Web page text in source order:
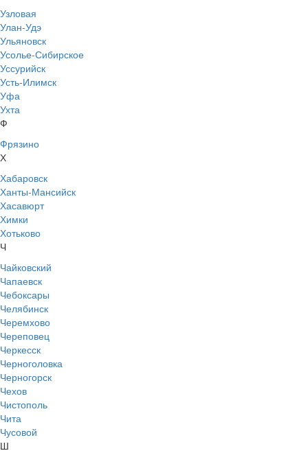
Узловая
Улан-Удэ
Ульяновск
Усолье-Сибирское
Уссурийск
Усть-Илимск
Уфа
Ухта
Ф
Фрязино
Х
Хабаровск
Ханты-Мансийск
Хасавюрт
Химки
Хотьково
Ч
Чайковский
Чапаевск
Чебоксары
Челябинск
Черемхово
Череповец
Черкесск
Черноголовка
Черногорск
Чехов
Чистополь
Чита
Чусовой
Ш